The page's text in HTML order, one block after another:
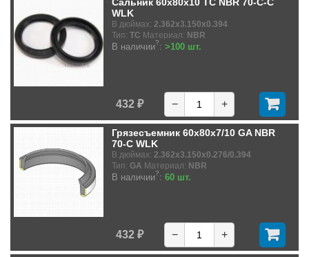
WLK
В дюймах: 2.362x3.150x0.394
Тип: TC Материал: NBR
В наличии?: >100 шт.
432 ₽ − +
Грязесъемник 60x80x7/10 GA NBR
70-C WLK
В дюймах: 2.362x3.150x0.276/0.394
Тип: GA Материал: NBR
В наличии?: 60 шт.
432 ₽ − +